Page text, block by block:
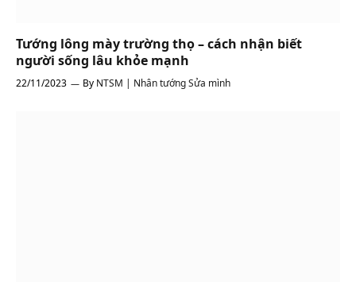
Tướng lông mày trường thọ – cách nhận biết
người sống lâu khỏe mạnh
22/11/2023 By NTSM | Nhân tướng Sửa mình